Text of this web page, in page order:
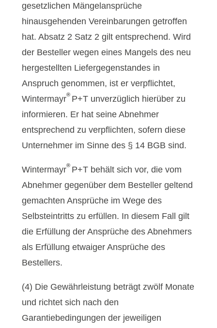
gesetzlichen Mängelansprüche
hinausgehenden Vereinbarungen getroffen
hat. Absatz 2 Satz 2 gilt entsprechend. Wird
der Besteller wegen eines Mangels des neu
hergestellten Liefergegenstandes in
Anspruch genommen, ist er verpflichtet,
Wintermayr® P+T unverzüglich hierüber zu
informieren. Er hat seine Abnehmer
entsprechend zu verpflichten, sofern diese
Unternehmer im Sinne des § 14 BGB sind.
Wintermayr® P+T behält sich vor, die vom
Abnehmer gegenüber dem Besteller geltend
gemachten Ansprüche im Wege des
Selbsteintritts zu erfüllen. In diesem Fall gilt
die Erfüllung der Ansprüche des Abnehmers
als Erfüllung etwaiger Ansprüche des
Bestellers.
(4) Die Gewährleistung beträgt zwölf Monate
und richtet sich nach den
Garantiebedingungen der jeweiligen